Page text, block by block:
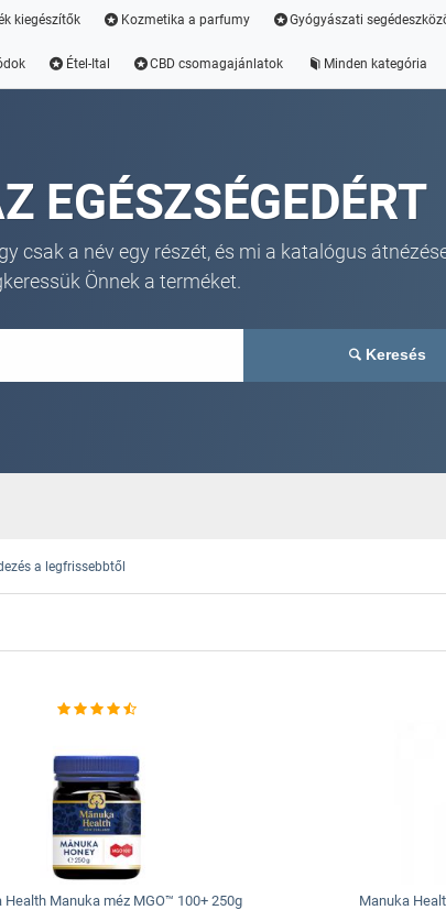
kiegészítők Kozmetika a parfumy Gyógyászati
Étel-Ital CBD csomagajánlatok Minden kategória
EGÉSZSÉGEDÉRT
csak a név egy részét, és mi a katalógus
Önnek a terméket.
Keresés
a legfrissebbtől
Health Manuka méz MGO™ 100+ 250g Manuka